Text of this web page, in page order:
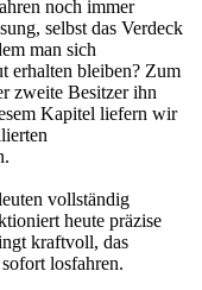
noch immer
selbst das Verdeck
man sich
erhalten bleiben? Zum
zweite Besitzer ihn
Kapitel liefern wir
vollständig
heute präzise
kraftvoll, das
losfahren.